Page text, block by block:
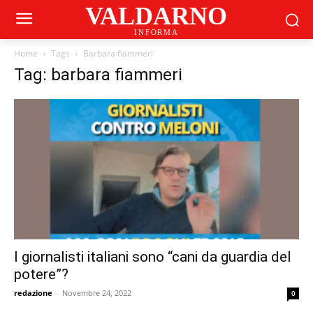
VALDARNO
INFORMA
Home Tags Barbara fiammeri
Tag: barbara fiammeri
I giornalisti italiani sono “cani da guardia del
potere”?
redazione - Novembre 24, 2022 0